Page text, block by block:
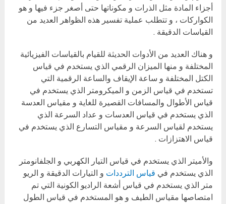
أجزاء المادة مثل الذرات و مكوناتها حتى أصغر جزء فيها و هو
الكواركات ، و تتطلب عملية تفسير هذه الظواهر العديد من
القياسات الدقيقة .
و هناك العديد من الأدوات الحديثة للقيام بالقياسات الفيزيائية
المختلفة و منها الميزان الرقمي الذي يستخدم في قياس
الكتل المختلفة و ساعة الإيقاف والساعة الرقمية التي
تستخدم في قياس الزمن و الميكرومتر الذي يستخدم في
قياس الأطوال والمسافات القصيرة للغاية و مقياس العدسة
الذي يستخدم في قياس العدسات و عداد السرعة الذي
يستخدم لقياس السرعة و مقياس التسارع الذي يستخدم في
قياس الاهتزازات .
والأميتر الذي يستخدم في قياس التيار الكهربي و الجلفانومتر
الذي يستخدم في قياس الترددات و التيارات الدقيقة و الريو
متر الذي يستخدم في قياس أشعة الراديو الكونية التي تم
امتصاصها مقياس الطيف و هو المستخدم في قياس الطول